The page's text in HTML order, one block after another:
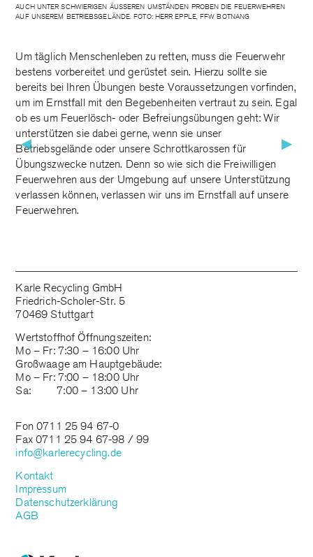
▶ ▶
AUCH UNTER SCHWIERIGEN ÄUSSEREN UMSTÄNDEN PROBEN DIE FEUERWEHREN A
UF UNSEREM BETRIEBSGELÄNDE. FOTO: HERR EPPLE, FFW BOTNANG
Um täglich Menschenleben zu retten, muss die Feuerwehr
bestens vorbereitet und gerüstet sein. Hierzu sollte sie
bereits bei Ihren Übungen beste Voraussetzungen vorfinden,
um im Ernstfall mit den Begebenheiten vertraut zu sein. Egal
ob es um Feuerlösch- oder Befreiungsübungen geht: Wir
unterstützen sie dabei gerne, wenn sie unser
Betriebsgelände oder unsere Schrottkarossen für
Übungszwecke nutzen. Denn so wie sich die Freiwilligen
Feuerwehren aus der Umgebung auf unsere Unterstützung
verlassen können, verlassen wir uns im Ernstfall auf unsere
Feuerwehren.
Karle Recycling GmbH
Friedrich-Scholer-Str. 5
70469 Stuttgart
Wertstoffhof Öffnungszeiten:
Mo – Fr: 7:30 – 16:00 Uhr
Großwaage am Hauptgebäude:
Mo – Fr: 7:00 – 18:00 Uhr
Sa: 7:00 – 13:00 Uhr
Fon 0711 25 94 67-0
Fax 0711 25 94 67-98 / 99
info@karlerecycling.de
Kontakt
Impressum
Datenschutzerklärung
AGB